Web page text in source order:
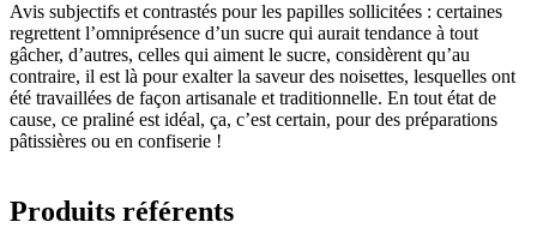
Avis subjectifs et contrastés pour les papilles sollicitées : certaines
regrettent l’omniprésence d’un sucre qui aurait tendance à tout
gâcher, d’autres, celles qui aiment le sucre, considèrent qu’au
contraire, il est là pour exalter la saveur des noisettes, lesquelles ont
été travaillées de façon artisanale et traditionnelle. En tout état de
cause, ce praliné est idéal, ça, c’est certain, pour des préparations
pâtissières ou en confiserie !
Produits référents